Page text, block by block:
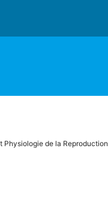
Physiologie de la Reproduction
DES COURS